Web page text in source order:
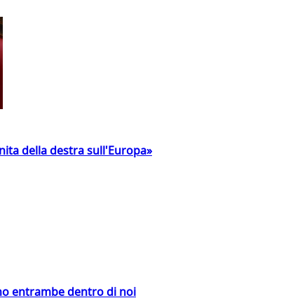
della destra sull'Europa»
entrambe dentro di noi